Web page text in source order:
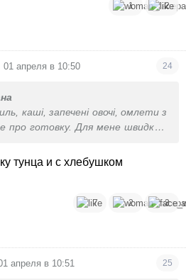
1 2
01 апреля в 10:50 24
каші, запечені овочі, омлети з
про готовку. Для мене швидко -
тунца и с хлебушком
7 2 3
апреля в 10:51 25